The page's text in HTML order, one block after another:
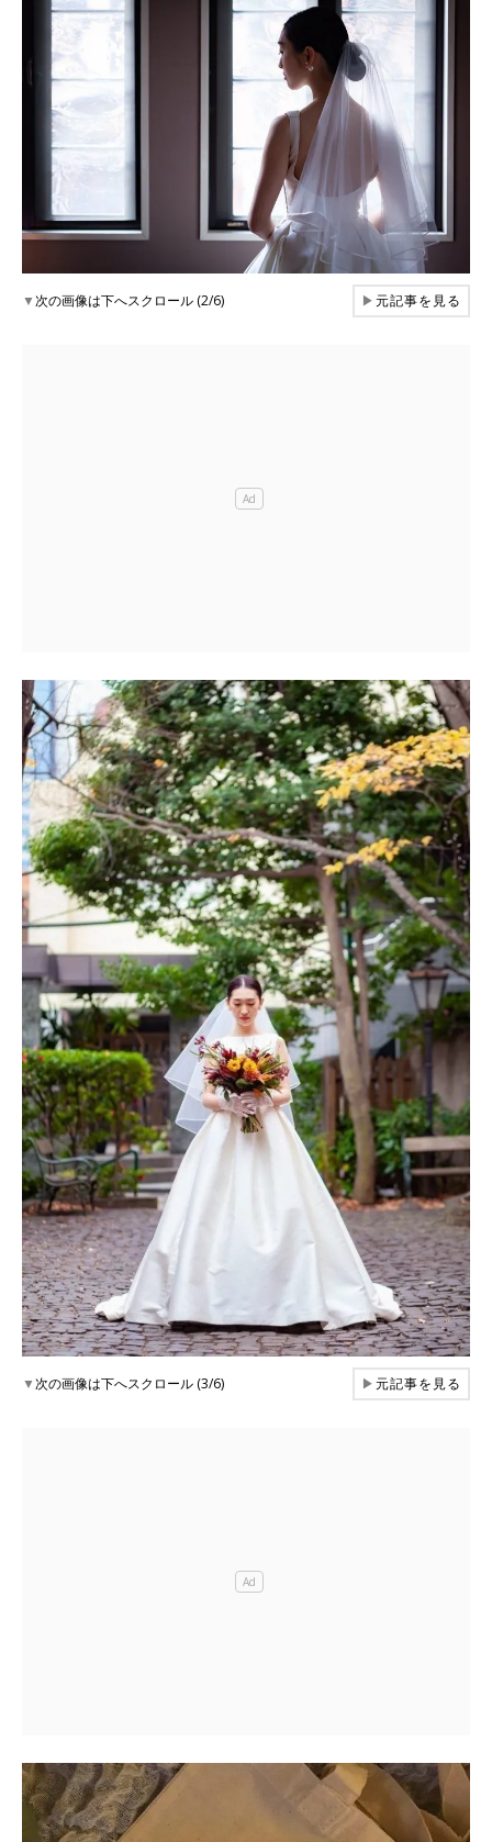
▼次の画像は下へスクロール (2/6) ▶元記事を見る
▼次の画像は下へスクロール (3/6) ▶元記事を見る